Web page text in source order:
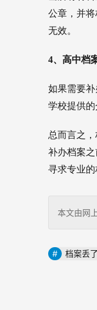
公章，并
无效。
4、高中档
如果需要
学校提供
总而言之
补办档案
寻求专业
本文由网
档案丢了